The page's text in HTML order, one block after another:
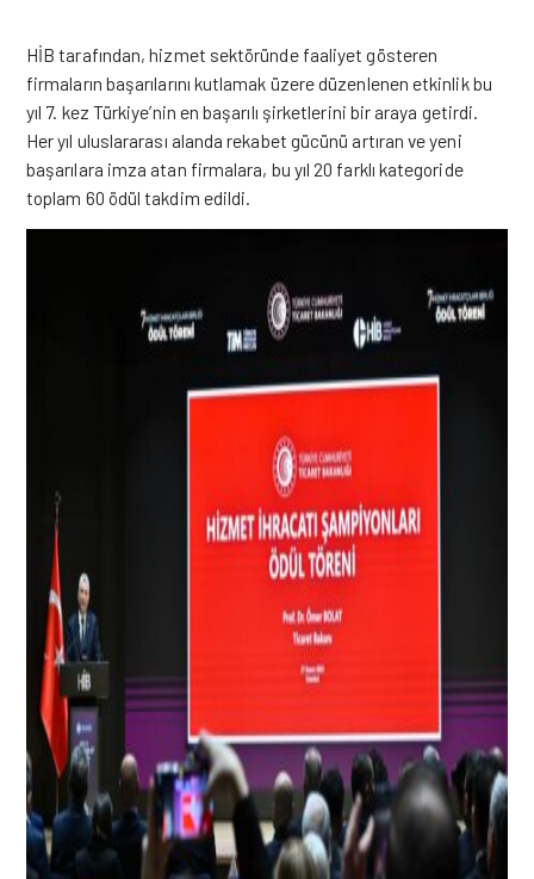
HİB tarafından, hizmet sektöründe faaliyet gösteren
firmaların başarılarını kutlamak üzere düzenlenen etkinlik bu
yıl 7. kez Türkiye’nin en başarılı şirketlerini bir araya getirdi.
Her yıl uluslararası alanda rekabet gücünü artıran ve yeni
başarılara imza atan firmalara, bu yıl 20 farklı kategoride
toplam 60 ödül takdim edildi.